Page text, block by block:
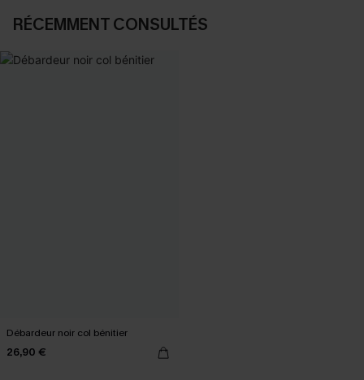
RÉCEMMENT CONSULTÉS
Débardeur noir col bénitier
26,90 €